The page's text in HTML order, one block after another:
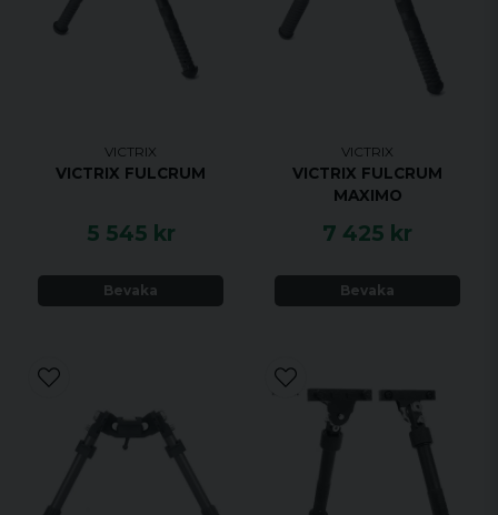
VICTRIX
VICTRIX FULCRUM
5 545 kr
Bevaka
VICTRIX
VICTRIX FULCRUM
MAXIMO
7 425 kr
Bevaka